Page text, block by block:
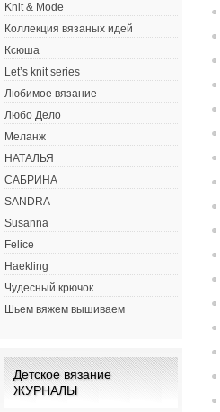
Knit & Mode
Коллекция вязаных идей
Ксюша
Let’s knit series
Любимое вязание
Любо Дело
Меланж
НАТАЛЬЯ
САБРИНА
SANDRA
Susanna
Felice
Haekling
Чудесный крючок
Шьем вяжем вышиваем
Детское вязание
ЖУРНАЛЫ